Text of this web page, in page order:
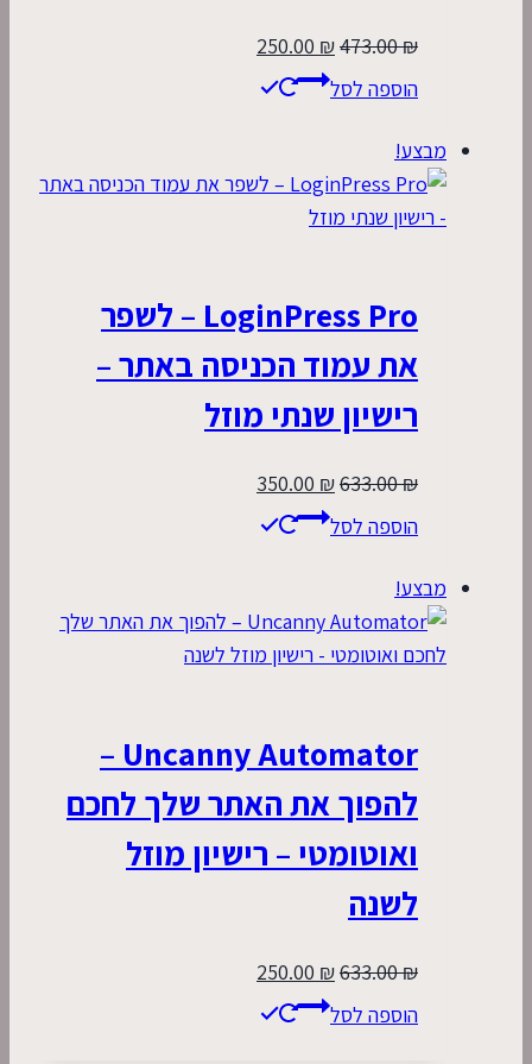
473.00₪
המחיר
המקורי
250.00 ₪
הוספה לסל
מבצע!
LoginPress Pro – לשפר
את עמוד הכניסה באתר –
רישיון שנתי מוזל
633.00₪
המחיר
המקורי
350.00 ₪
הוספה לסל
מבצע!
Uncanny Automator –
להפוך את האתר שלך לחכם
ואוטומטי – רישיון מוזל
לשנה
633.00₪
המחיר
המקורי
250.00 ₪
הוספה לסל